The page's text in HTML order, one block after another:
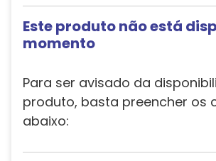
Este produto não está
momento
Para ser avisado da
produto, basta preencher os
abaixo: